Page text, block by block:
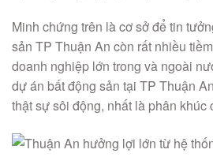
Minh chứng trên là cơ sở để tin
sản TP Thuận An còn rất nhiều
doanh nghiệp lớn trong và ngoài
dự án bất động sản tại TP Thuận
thật sự sôi động, nhất là phân khúc